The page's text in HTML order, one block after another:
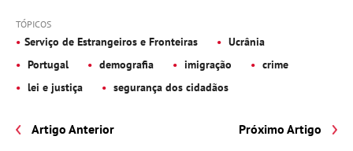
TÓPICOS
Serviço de Estrangeiros e Fronteiras
Ucrânia
Portugal
demografia imigração
crime
lei e justiça
segurança dos cidadãos
Artigo Anterior Próximo Artigo